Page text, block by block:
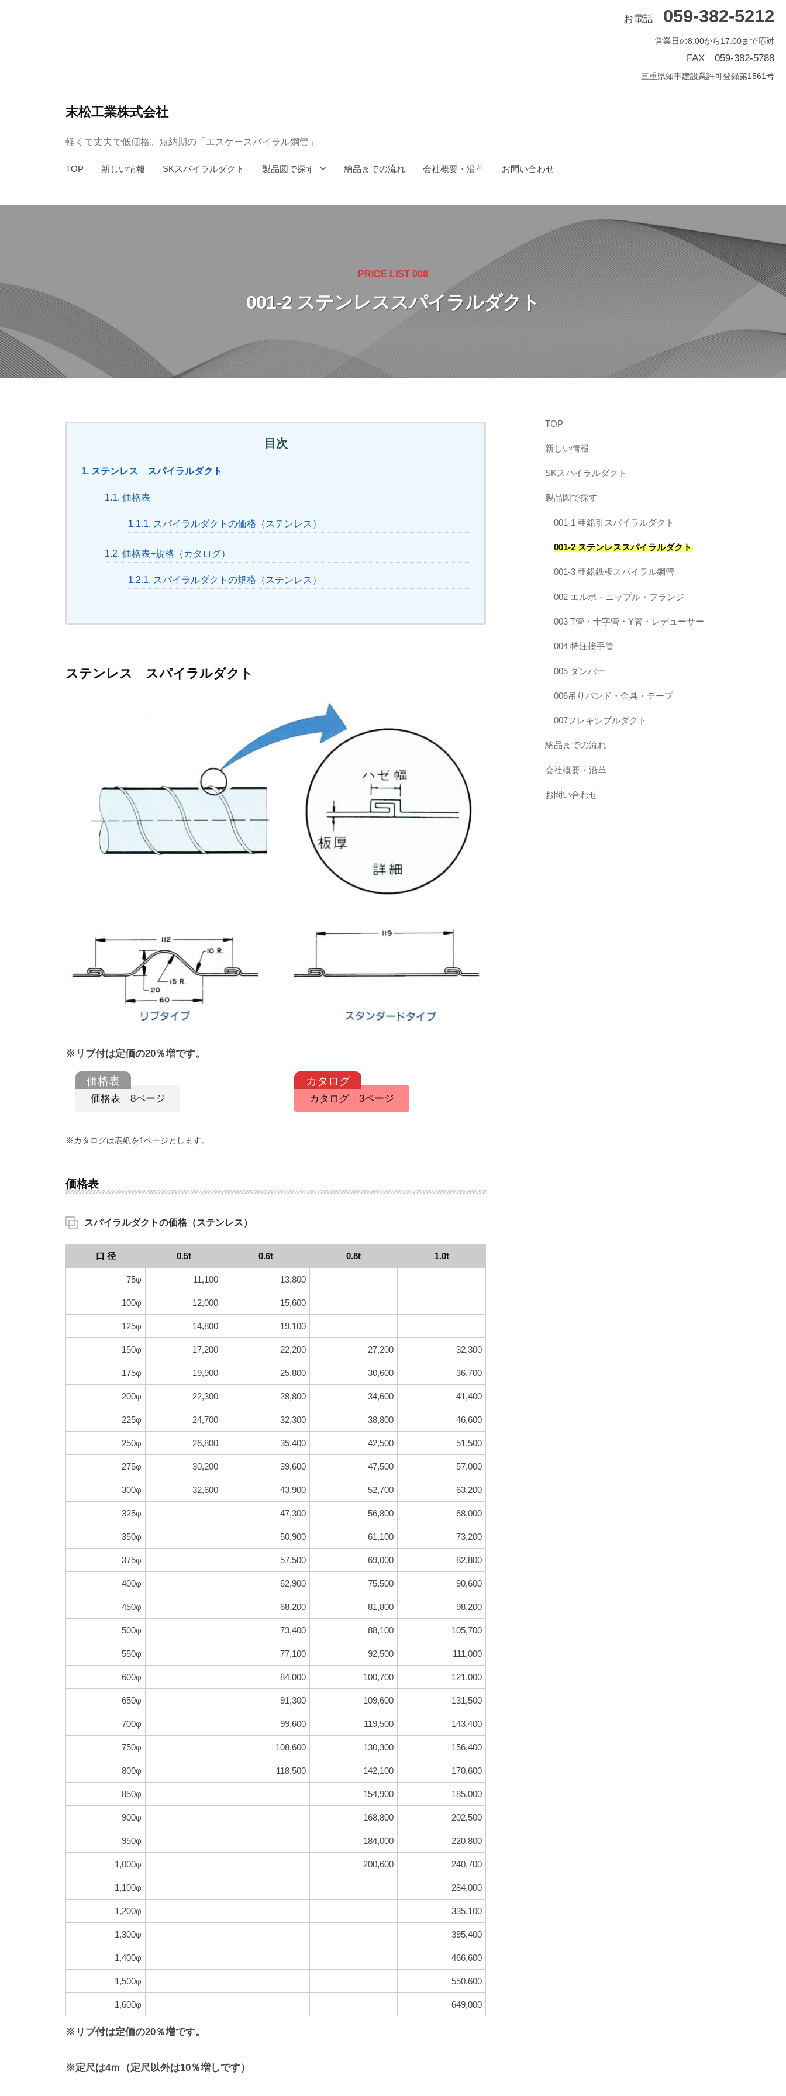
お電話 059-382-5212
営業日の8:00から17:00まで応対
FAX 059-382-5788
三重県知事建設業許可登録第1561号
末松工業株式会社
軽くて丈夫で低価格。短納期の「エスケースパイラル鋼管」
TOP 新しい情報 SKスパイラルダクト 製品図で探す 納品までの流れ 会社概要・沿革 お問い合わせ
PRICE LIST 008
001-2 ステンレススパイラルダクト
001-
ス
ス
イ
master
目次
1. ステンレス スパイラルダクト
1.1. 価格表
1.1.1. スパイラルダクトの価格（ステンレス）
1.2. 価格表+規格（カタログ）
1.2.1. スパイラルダクトの規格（ステンレス）
ステンレス スパイラルダクト
※リブ付は定価の20％増です。
価格表 8ページ カタログ 3ページ
※カタログは表紙を1ページとします。
価格表
スパイラルダクトの価格（ステンレス）
口 径 0.5t 0.6t 0.8t 1.0t
75φ 11,100 13,800
100φ 12,000 15,600
125φ 14,800 19,100
150φ 17,200 22,200 27,200 32,300
175φ 19,900 25,800 30,600 36,700
200φ 22,300 28,800 34,600 41,400
225φ 24,700 32,300 38,800 46,600
250φ 26,800 35,400 42,500 51,500
275φ 30,200 39,600 47,500 57,000
300φ 32,600 43,900 52,700 63,200
325φ 47,300 56,800 68,000
350φ 50,900 61,100 73,200
375φ 57,500 69,000 82,800
400φ 62,900 75,500 90,600
450φ 68,200 81,800 98,200
500φ 73,400 88,100 105,700
550φ 77,100 92,500 111,000
600φ 84,000 100,700 121,000
650φ 91,300 109,600 131,500
700φ 99,600 119,500 143,400
750φ 108,600 130,300 156,400
800φ 118,500 142,100 170,600
850φ 154,900 185,000
900φ 168,800 202,500
950φ 184,000 220,800
1,000φ 200,600 240,700
1,100φ 284,000
1,200φ 335,100
1,300φ 395,400
1,400φ 466,600
1,500φ 550,600
1,600φ 649,000
※リブ付は定価の20％増です。
※定尺は4ｍ（定尺以外は10％増しです）
TOP
新しい情報
SKスパイラルダクト
製品図で探す
001-1 亜鉛引スパイラルダクト
001-2 ステンレススパイラルダクト
001-3 亜鉛鉄板スパイラル鋼管
002 エルボ・ニップル・フランジ
003 T管・十字管・Y管・レデューサー
004 特注接手管
005 ダンパー
006吊りバンド・金具・テープ
007フレキシブルダクト
納品までの流れ
会社概要・沿革
お問い合わせ